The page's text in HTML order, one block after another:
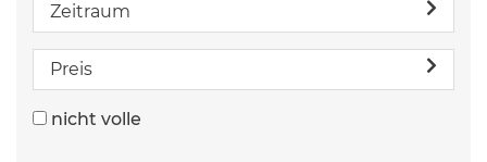
Zeitraum
Preis
nicht volle